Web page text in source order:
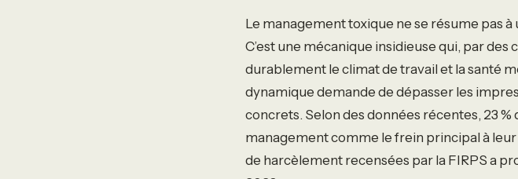
Le management toxique ne se résume pas
C’est une mécanique insidieuse qui, par
durablement le climat de travail et la santé
dynamique demande de dépasser les
concrets. Selon des données récentes, 23
management comme le frein principal à
de harcèlement recensées par la FIRPS a